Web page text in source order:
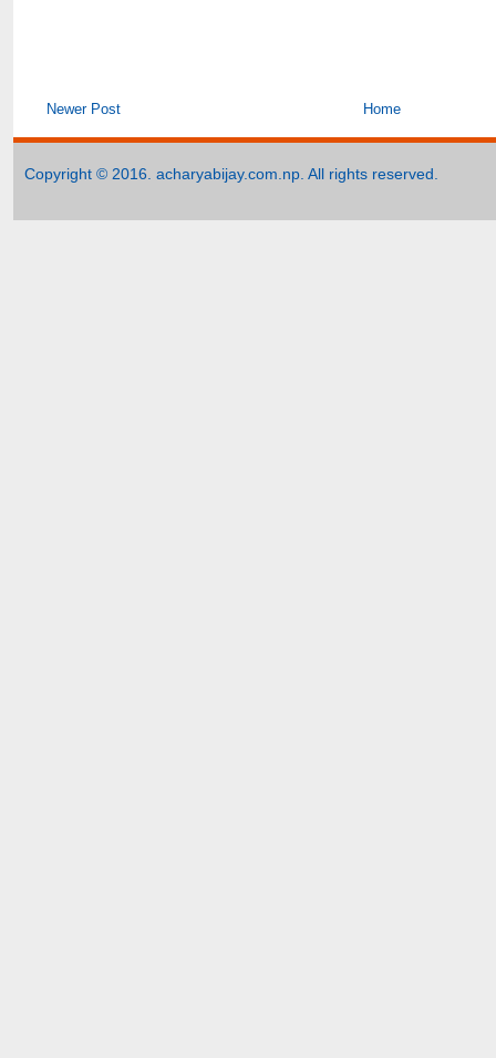
Newer Post Home
Copyright © 2016. acharyabijay.com.np. All rights reserved.